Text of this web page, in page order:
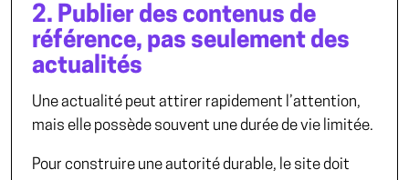
2. Publier des contenus de
référence, pas seulement des
actualités
Une actualité peut attirer rapidement l’attention,
mais elle possède souvent une durée de vie limitée.
Pour construire une autorité durable, le site doit